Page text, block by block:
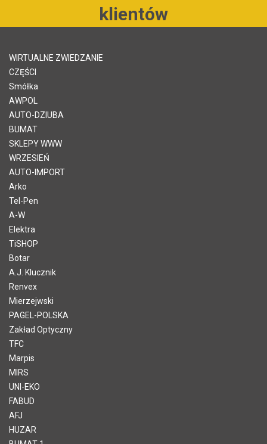
klientów
WIRTUALNE ZWIEDZANIE
CZĘŚCI
Smółka
AWPOL
AUTO-DZIUBA
BUMAT
SKLEPY WWW
WRZESIEŃ
AUTO-IMPORT
Arko
Tel-Pen
A-W
Elektra
TiSHOP
Botar
A.J. Klucznik
Renvex
Mierzejwski
PAGEL-POLSKA
Zakład Optyczny
TFC
Marpis
MIRS
UNI-EKO
FABUD
AFJ
HUZAR